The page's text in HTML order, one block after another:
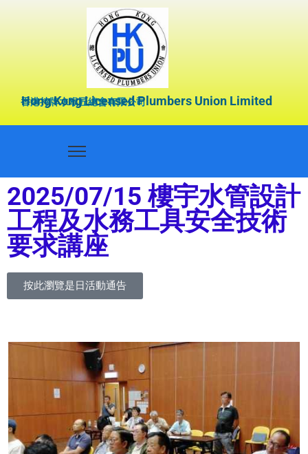
香港持牌水喉匠總會有限公司
Hong Kong Licensed Plumbers Union Limited
2025/07/15 樓宇水管設計
工程及水務工具安全技術
要求講座
按此瀏覽是日活動通告